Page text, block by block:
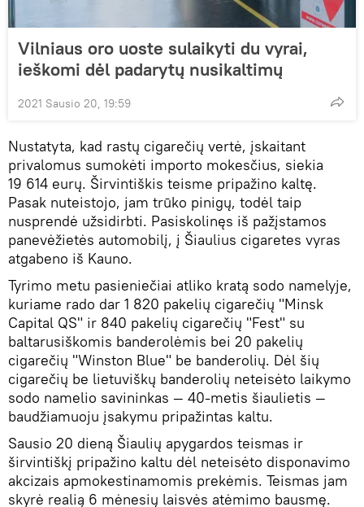
Vilniaus oro uoste sulaikyti du vyrai,
ieškomi dėl padarytų nusikaltimų
2021 Sausio 20, 19:59
Nustatyta, kad rastų cigarečių vertė, įskaitant
privalomus sumokėti importo mokesčius, siekia
19 614 eurų. Širvintiškis teisme pripažino kaltę.
Pasak nuteistojo, jam trūko pinigų, todėl taip
nusprendė užsidirbti. Pasiskolinęs iš pažįstamos
panevėžietės automobilį, į Šiaulius cigaretes vyras
atgabeno iš Kauno.
Tyrimo metu pasieniečiai atliko kratą sodo namelyje,
kuriame rado dar 1 820 pakelių cigarečių "Minsk
Capital QS" ir 840 pakelių cigarečių "Fest" su
baltarusiškomis banderolėmis bei 20 pakelių
cigarečių "Winston Blue" be banderolių. Dėl šių
cigarečių be lietuviškų banderolių neteisėto laikymo
sodo namelio savininkas — 40-metis šiaulietis —
baudžiamuoju įsakymu pripažintas kaltu.
Sausio 20 dieną Šiaulių apygardos teismas ir
širvintiškį pripažino kaltu dėl neteisėto disponavimo
akcizais apmokestinamomis prekėmis. Teismas jam
skyrė realią 6 mėnesių laisvės atėmimo bausmę.